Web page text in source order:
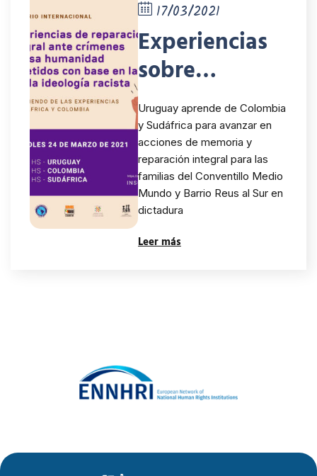
17/03/2021
Experiencias
sobre
reparación
integral ante
crímenes de
lesa
humanidad
Uruguay aprende de Colombia
y Sudáfrica para avanzar en
acciones de memoria y
reparación integral para las
familias del Conventillo Medio
Mundo y Barrio Reus al Sur en
dictadura
Leer más